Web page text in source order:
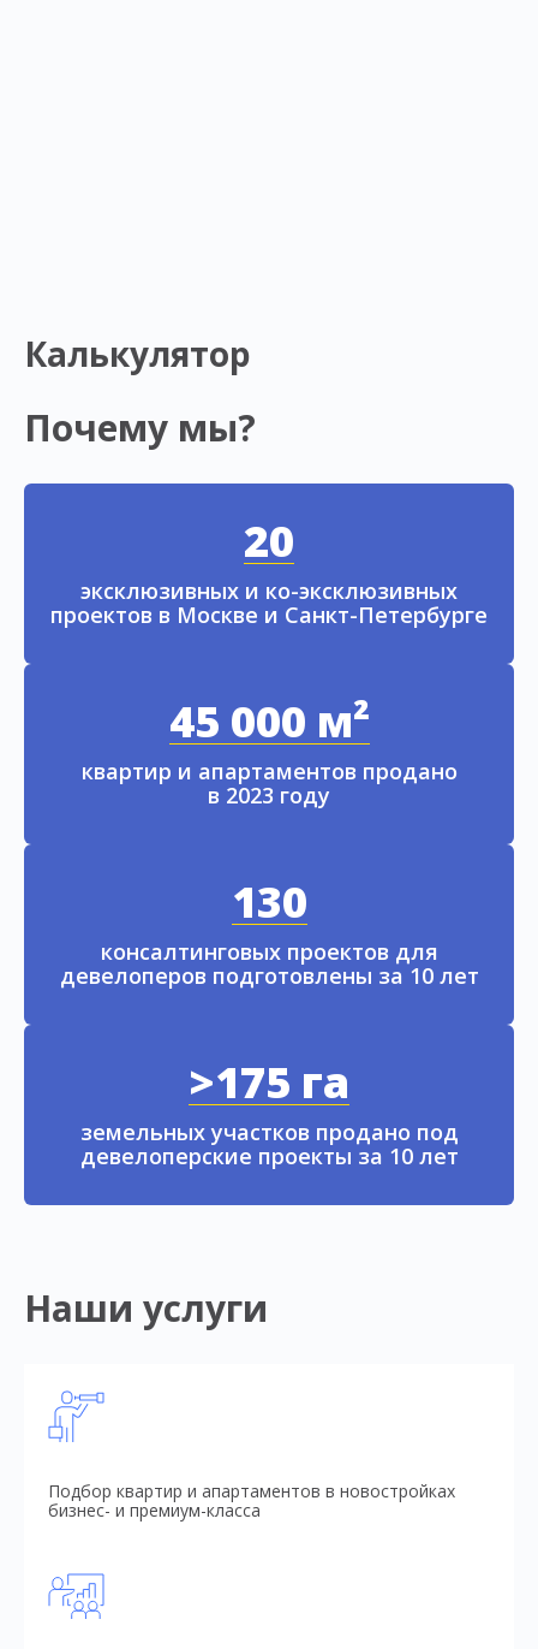
Калькулятор
Почему мы?
20
эксклюзивных и ко-эксклюзивных
проектов в Москве и Санкт-Петербурге
45 000 м²
квартир и апартаментов продано
в 2023 году
130
консалтинговых проектов для
девелоперов подготовлены за 10 лет
>175 га
земельных участков продано под
девелоперские проекты за 10 лет
Наши услуги
Подбор квартир и апартаментов в новостройках
бизнес- и премиум-класса